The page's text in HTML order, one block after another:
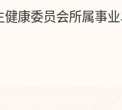
健康委员会所属事